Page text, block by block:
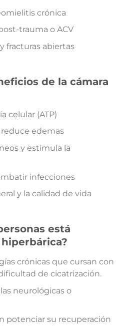
crónica
trauma o ACV
fracturas abiertas
de la cámara
celular (ATP)
edemas
y estimula la
infecciones
y la calidad de vida
está
crónicas que cursan con
de cicatrización.
neurológicas o
potenciar su recuperación